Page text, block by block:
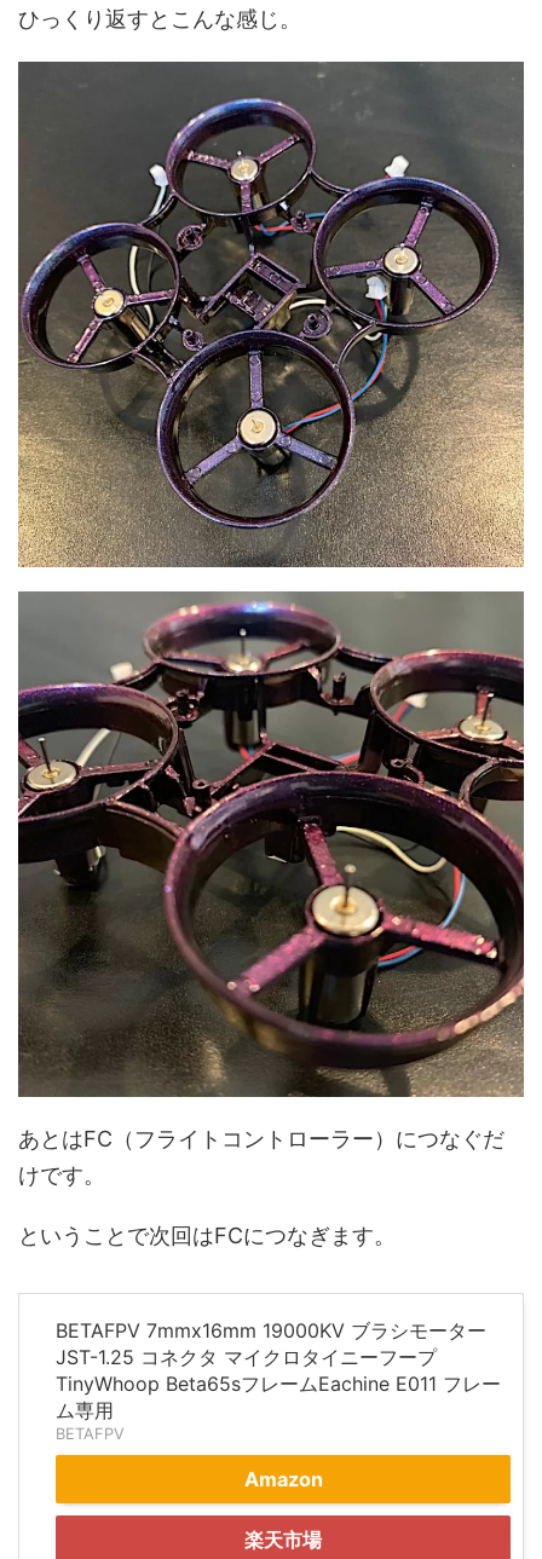
ひっくり返すとこんな感じ。
あとはFC（フライトコントローラー）につなぐだ
けです。
ということで次回はFCにつなぎます。
BETAFPV 7mmx16mm 19000KV ブラシモーター
JST-1.25 コネクタ マイクロタイニーフープ
TinyWhoop Beta65sフレームEachine E011 フレー
ム専用
BETAFPV
Amazon
楽天市場